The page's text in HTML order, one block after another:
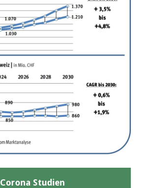
Corona Studien